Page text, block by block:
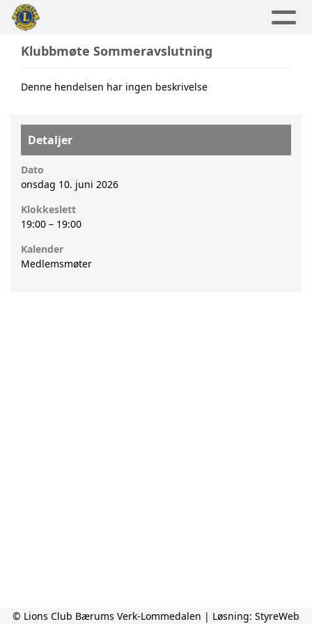
Klubbmøte Sommeravslutning
Denne hendelsen har ingen beskrivelse
Detaljer
Dato
onsdag 10. juni 2026
Klokkeslett
19:00 – 19:00
Kalender
Medlemsmøter
© Lions Club Bærums Verk-Lommedalen | Løsning: StyreWeb